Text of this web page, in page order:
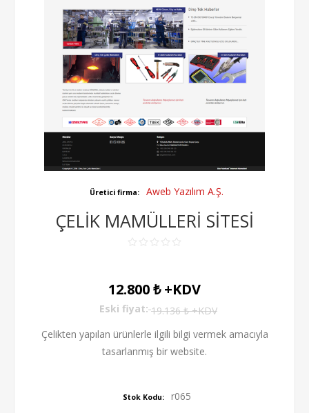
Üretici firma: Aweb Yazılım A.Ş.
ÇELİK MAMÜLLERİ SİTESİ
12.800 ₺ +KDV
Eski fiyat: 19.136 ₺ +KDV
Çelikten yapılan ürünlerle ilgili bilgi vermek amacıyla
tasarlanmış bir website.
Stok Kodu: r065